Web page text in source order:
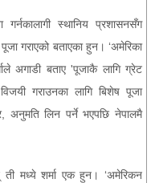
स्थानिय प्रशासनसँग
गराएको बताएका हुन। ‘अमेरिका
अगाडी बताए 'पूजाकै लागि ग्रेट
गराउनका लागि बिशेष पूजा
अनुमति लिन पर्ने भएपछि नेपालमै
ती मध्ये शर्मा एक हुन। ‘अमेरिकन